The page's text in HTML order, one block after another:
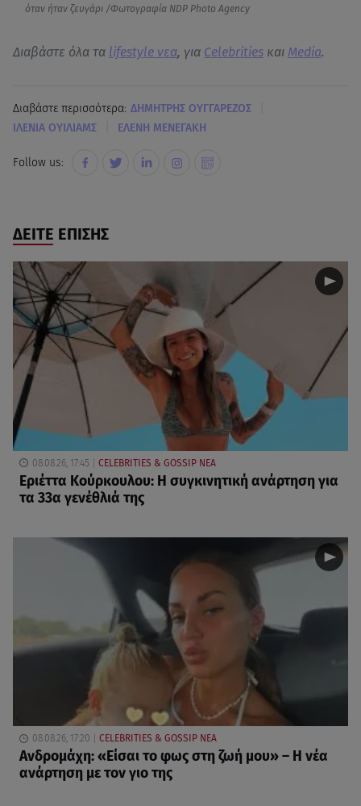
όταν ήταν ζευγάρι /Φωτογραφία NDP Photo Agency
Διαβάστε όλα τα lifestyle νεα, για Celebrities και Media.
Διαβάστε περισσότερα: ΔΗΜΗΤΡΗΣ ΟΥΓΓΑΡΕΖΟΣ
ΙΛΕΝΙΑ ΟΥΙΛΙΑΜΣ ΕΛΕΝΗ ΜΕΝΕΓΑΚΗ
Follow us:
ΔΕΙΤΕ ΕΠΙΣΗΣ
08.08.26, 17:45 CELEBRITIES & GOSSIP ΝΕΑ
Εριέττα Κούρκουλου: Η συγκινητική ανάρτηση για
τα 33α γενέθλιά της
08.08.26, 17:20 CELEBRITIES & GOSSIP ΝΕΑ
Ανδρομάχη: «Είσαι το φως στη ζωή μου» – Η νέα
ανάρτηση με τον γιο της